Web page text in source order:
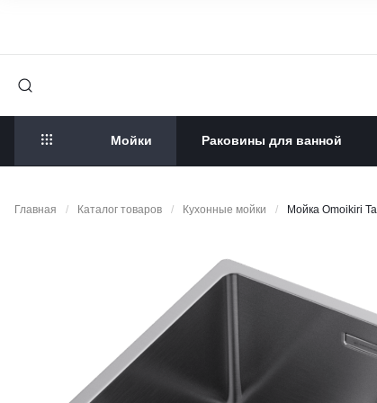
Мойки Раковины для ванной
Главная / Каталог товаров / Кухонные мойки / Мойка Omoikiri